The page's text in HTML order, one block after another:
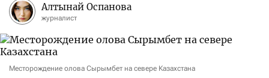
Алтынай Оспанова
журналист
Месторождение олова Сырымбет на севере Казахстана